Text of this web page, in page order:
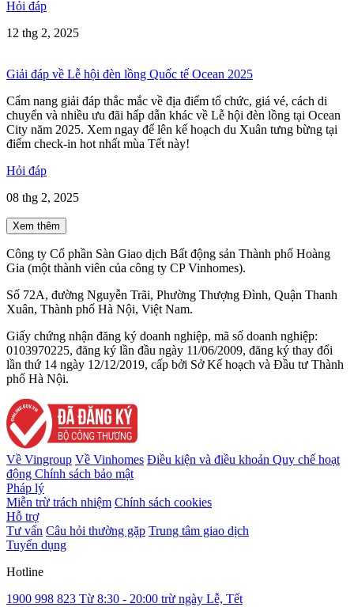
Hỏi đáp
12 thg 2, 2025
Giải đáp về Lễ hội đèn lồng Quốc tế Ocean 2025
Cẩm nang giải đáp thắc mắc về địa điểm tổ chức, giá vé, cách di
chuyển và nhiều ưu đãi hấp dẫn khác về Lễ hội đèn lồng tại Ocean
City năm 2025. Xem ngay để lên kế hoạch du Xuân tưng bừng tại
điểm check-in hot nhất mùa Tết này!
Hỏi đáp
08 thg 2, 2025
Xem thêm
Công ty Cổ phần Sàn Giao dịch Bất động sản Thành phố Hoàng
Gia (một thành viên của công ty CP Vinhomes).
Số 72A, đường Nguyễn Trãi, Phường Thượng Đình, Quận Thanh
Xuân, Thành phố Hà Nội, Việt Nam.
Giấy chứng nhận đăng ký doanh nghiệp, mã số doanh nghiệp:
0103970225, đăng ký lần đầu ngày 11/06/2009, đăng ký thay đổi
lần thứ 14 ngày 12/12/2019, cấp bởi Sở Kế hoạch và Đầu tư Thành
phố Hà Nội.
Về Vingroup Về Vinhomes Điều kiện và điều khoản Quy chế hoạt
động Chính sách bảo mật
Pháp lý
Miễn trừ trách nhiệm Chính sách cookies
Hỗ trợ
Tư vấn Câu hỏi thường gặp Trung tâm giao dịch
Tuyển dụng
Hotline
1900 998 823 Từ 8:30 - 20:00 trừ ngày Lễ, Tết